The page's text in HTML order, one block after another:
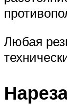
Любая